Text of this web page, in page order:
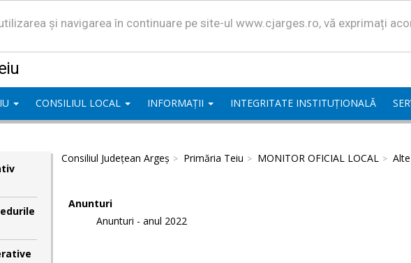
și navigarea în continuare pe site-ul www.cjarges.ro, vă exprimați
CONSILIUL LOCAL INFORMAȚII INTEGRITATE INSTITUȚIONALĂ
Consiliul Județean Argeș Primăria Teiu MONITOR OFICIAL LOCAL
Anunturi
Anunturi - anul 2022